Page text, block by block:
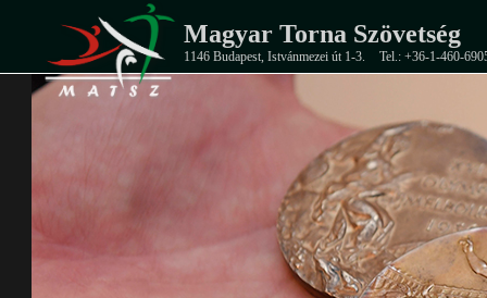
Magyar Torna Szövetség
1146 Budapest, Istvánmezei út 1-3. Tel.: +36-1-460-